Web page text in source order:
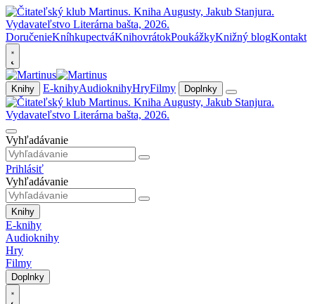
DoručenieKníhkupectváKnihovrátokPoukážkyKnižný blogKontakt
Knihy E-knihyAudioknihyHryFilmy Doplnky
Vyhľadávanie
Prihlásiť
Vyhľadávanie
Knihy
E-knihy
Audioknihy
Hry
Filmy
Doplnky